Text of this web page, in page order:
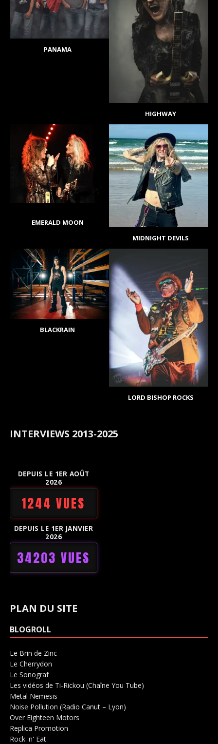
PANAMA
HIGHWAY
EMERALD MOON
MIDNIGHT DEVILS
BLACKRAIN
LORD BISHOP ROCKS
INTERVIEWS 2013-2025
DEPUIS LE 1ER AOÛT
2026
1244 VUES
DEPUIS LE 1ER JANVIER
2026
34203 VUES
PLAN DU SITE
BLOGROLL
Le Brin de Zinc
Le Cherrydon
Le SonografSalle de concerts 0
Les vidéos de Ti-Rickou (Chaîne You Tube)
Metal Nemesis
Noise Pollution (Radio Canut – Lyon)
Over Eighteen Motors
Replica Promotion
Rock 'n' Eat